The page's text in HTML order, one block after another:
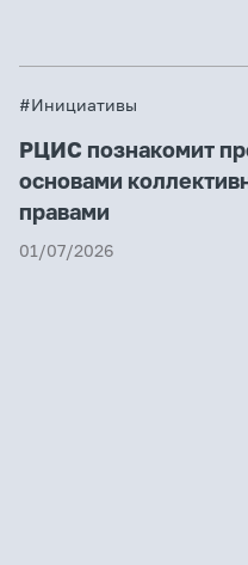
#Инициативы
РЦИС познакомит
основами
правами
01/07/2026